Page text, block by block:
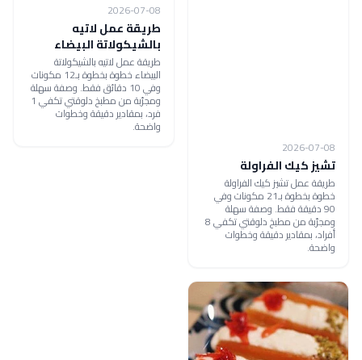
2026-07-08
تشيز كيك الفراولة
طريقة عمل تشيز كيك الفراولة
خطوة بخطوة بـ21 مكونات وفي
90 دقيقة فقط. وصفة سهلة
ومجرّبة من مطبخ دلوقتي تكفي 8
أفراد، بمقادير دقيقة وخطوات
واضحة.
2026-07-08
طريقة عمل لاتيه
بالشيكولاتة البيضاء
طريقة عمل لاتيه بالشيكولاتة
البيضاء خطوة بخطوة بـ12 مكونات
وفي 10 دقائق فقط. وصفة سهلة
ومجرّبة من مطبخ دلوقتي تكفي 1
فرد، بمقادير دقيقة وخطوات
واضحة.